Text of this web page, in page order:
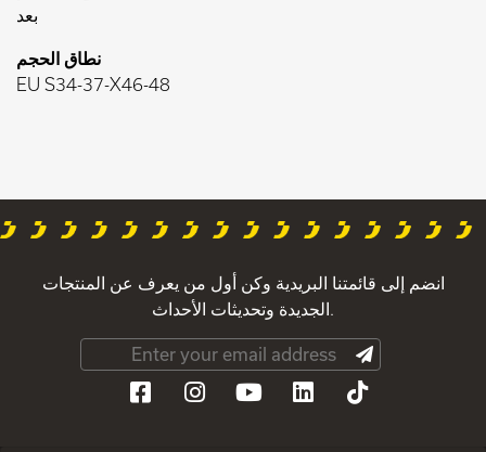
بعد
نطاق الحجم
EU S34-37-X46-48
انضم إلى قائمتنا البريدية وكن أول من يعرف عن المنتجات